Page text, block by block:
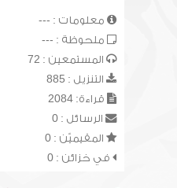
معلومات : ---
ملحوظة : ---
المستمعين : 72
التنزيل : 885
قراءة: 2084
الرسائل : 0
المقيميّن : 0
في خزائن : 0